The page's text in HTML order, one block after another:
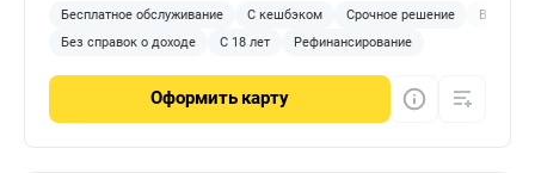
Бесплатное обслуживание С кешбэком Срочное решение
Без справок о доходе
С 18 лет Рефинансирование
Оформить карту